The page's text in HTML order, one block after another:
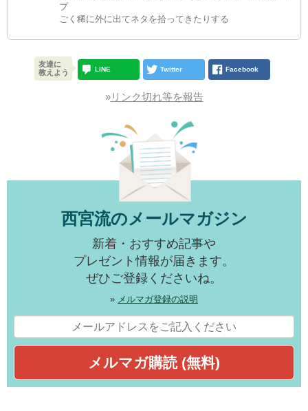
プ
ごく稀に外に出てネタを拾ってきたりする
友達に
教えよう
LINE Twitter Facebook
»リンク切れ等を報告
西宮流のメールマガジン
新着・おすすめ記事や
プレゼント情報が届きます。
ぜひご登録くださいね。
» メルマガ登録の説明